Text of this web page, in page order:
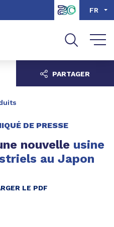
FR
DE PRESSE
nouvelle usine
au Japon
LE PDF
PARTAGER